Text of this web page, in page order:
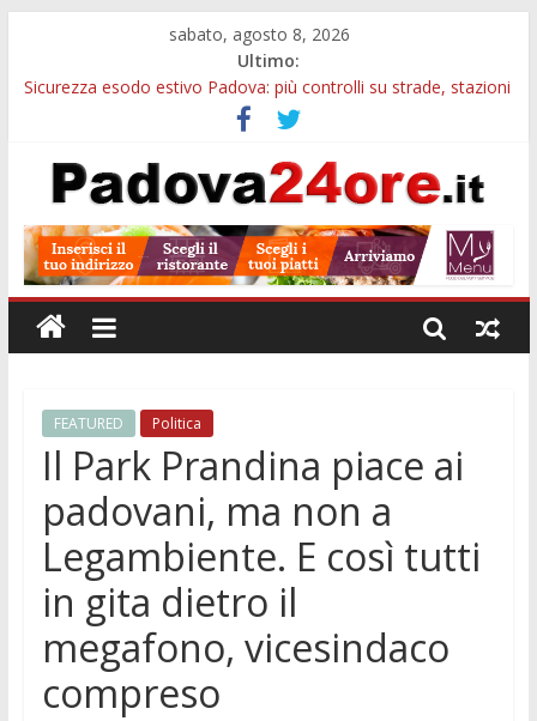
sabato, agosto 8, 2026
Ultimo:
Sicurezza esodo estivo Padova: più controlli su strade, stazioni
Calici di Stelle Arzergrande: astronomia, musica e sapori al
Casone Azzurro
Notizie di Padova alle ore 10: censimento a Monselice, arresto
Notizie di Padova alle ore 23: maltrattamenti, arresto a
Limena e progetto Cool Shop
Bando sicurezza urbana Veneto: 650mila euro per Comuni e
Polizie locali
FEATURED Politica
Il Park Prandina piace ai
padovani, ma non a
Legambiente. E così tutti
in gita dietro il
megafono, vicesindaco
compreso